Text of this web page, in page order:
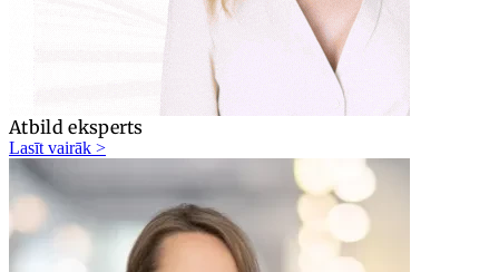
Atbild eksperts
Lasīt vairāk >